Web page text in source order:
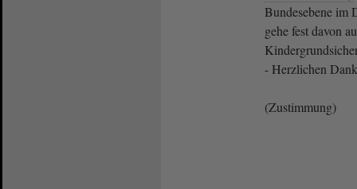
Bundesebene im
gehe fest davon
- Herzlichen
(Zustimmung)